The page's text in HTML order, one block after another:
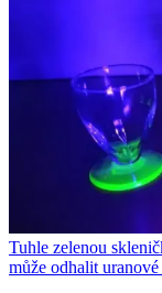
Tuhle zelenou
může odhalit